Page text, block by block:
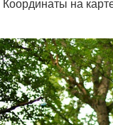
Координаты на